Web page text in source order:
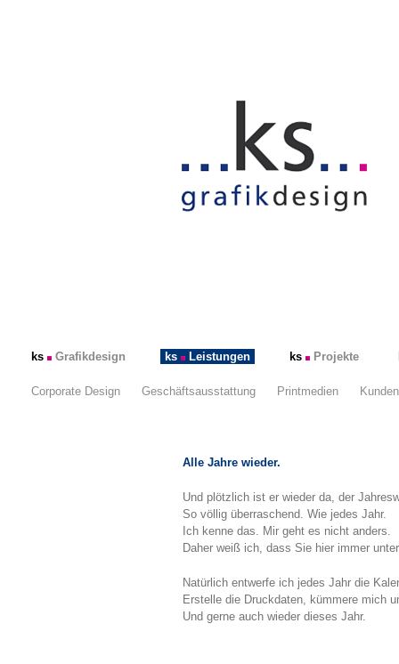
ks Grafikdesign ks Leistungen ks Projekte
Corporate Design Geschäftsausstattung Printmedien
Alle Jahre wieder.
Und plötzlich ist er wieder da, der
So völlig überraschend. Wie jedes Jahr.
Ich kenne das. Mir geht es nicht anders.
Daher weiß ich, dass Sie hier immer
Natürlich entwerfe ich jedes Jahr die
Erstelle die Druckdaten, kümmere mich
Und gerne auch wieder dieses Jahr.